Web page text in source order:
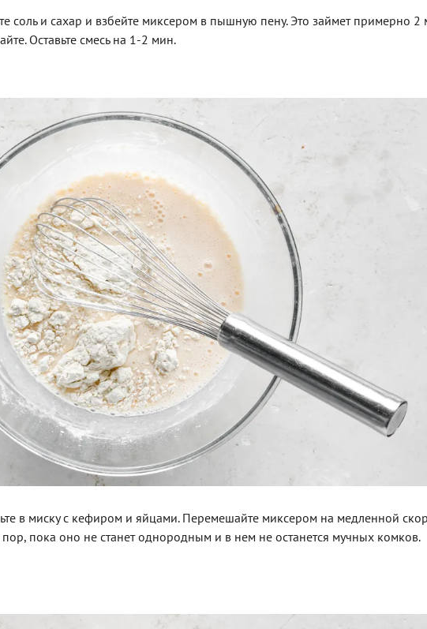
соль и сахар и взбейте миксером в пышную пену. Это займет примерно 2
Оставьте смесь на 1-2 мин.
в миску с кефиром и яйцами. Перемешайте миксером на медленной
пор, пока оно не станет однородным и в нем не останется мучных комков.